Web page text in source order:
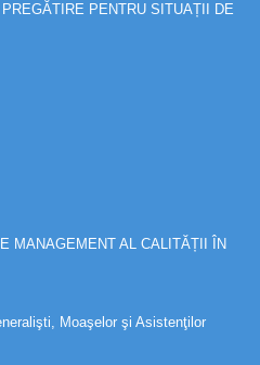
PENTRU SITUAȚII DE
MANAGEMENT AL CALITĂȚII ÎN
Moaşelor şi Asistenţilor